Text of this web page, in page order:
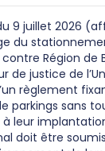
9 juillet 2026
du
Région de
de justice de
règlement
parkings sans
à leur
doit être